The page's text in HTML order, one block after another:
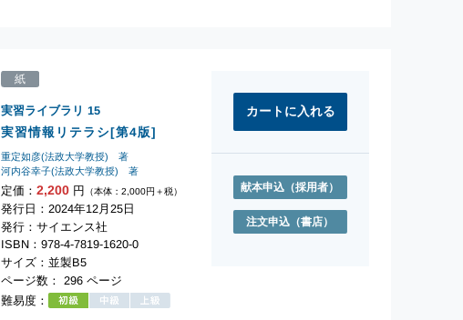
実習情報リテラシ[第4版]
実習ライブラリ 15
重定如彦(法政大学教授) 著
河内谷幸子(法政大学教授) 著
定価：2,200 円 （本体：2,000円＋税）
紙
発行日：2024年12月25日
発行：サイエンス社
ISBN：978-4-7819-1620-0
サイズ：並製B5
ページ数： 296 ページ
難易度：
献本申込 （採用者）
注文申込 （書店）